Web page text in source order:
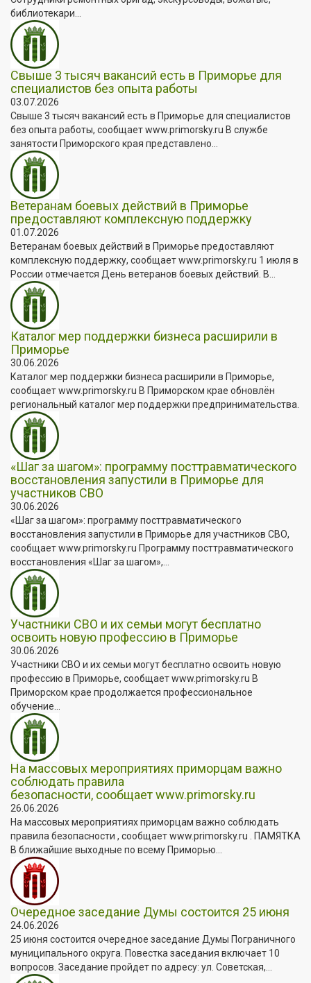
библиотекари...
Свыше 3 тысяч вакансий есть в Приморье для
специалистов без опыта работы
03.07.2026
Свыше 3 тысяч вакансий есть в Приморье для специалистов
без опыта работы, сообщает www.primorsky.ru В службе
занятости Приморского края представлено...
Ветеранам боевых действий в Приморье
предоставляют комплексную поддержку
01.07.2026
Ветеранам боевых действий в Приморье предоставляют
комплексную поддержку, сообщает www.primorsky.ru 1 июля в
России отмечается День ветеранов боевых действий. В...
Каталог мер поддержки бизнеса расширили в
Приморье
30.06.2026
Каталог мер поддержки бизнеса расширили в Приморье,
сообщает www.primorsky.ru В Приморском крае обновлён
региональный каталог мер поддержки предпринимательства.
«Шаг за шагом»: программу посттравматического
восстановления запустили в Приморье для
участников СВО
30.06.2026
«Шаг за шагом»: программу посттравматического
восстановления запустили в Приморье для участников СВО,
сообщает www.primorsky.ru Программу посттравматического
восстановления «Шаг за шагом»,...
Участники СВО и их семьи могут бесплатно
освоить новую профессию в Приморье
30.06.2026
Участники СВО и их семьи могут бесплатно освоить новую
профессию в Приморье, сообщает www.primorsky.ru В
Приморском крае продолжается профессиональное
обучение...
На массовых мероприятиях приморцам важно
соблюдать правила
безопасности, сообщает www.primorsky.ru
26.06.2026
На массовых мероприятиях приморцам важно соблюдать
правила безопасности , сообщает www.primorsky.ru . ПАМЯТКА
В ближайшие выходные по всему Приморью...
Очередное заседание Думы состоится 25 июня
24.06.2026
25 июня состоится очередное заседание Думы Пограничного
муниципального округа. Повестка заседания включает 10
вопросов. Заседание пройдет по адресу: ул. Советская,...